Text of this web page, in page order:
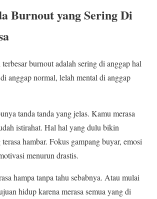
Burnout yang Sering Di
terbesar burnout adalah sering di anggap hal
anggap normal, lelah mental di anggap
tanda tanda yang jelas. Kamu merasa
istirahat. Hal hal yang dulu bikin
hambar. Fokus gampang buyar, emosi
menurun drastis.
hampa tanpa tahu sebabnya. Atau mulai
hidup karena merasa semua yang di